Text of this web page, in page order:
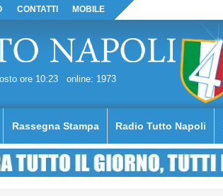
CONTATTI MOBILE
ore 10:23 online: 1973
Rassegna Stampa Radio Tutto Napoli